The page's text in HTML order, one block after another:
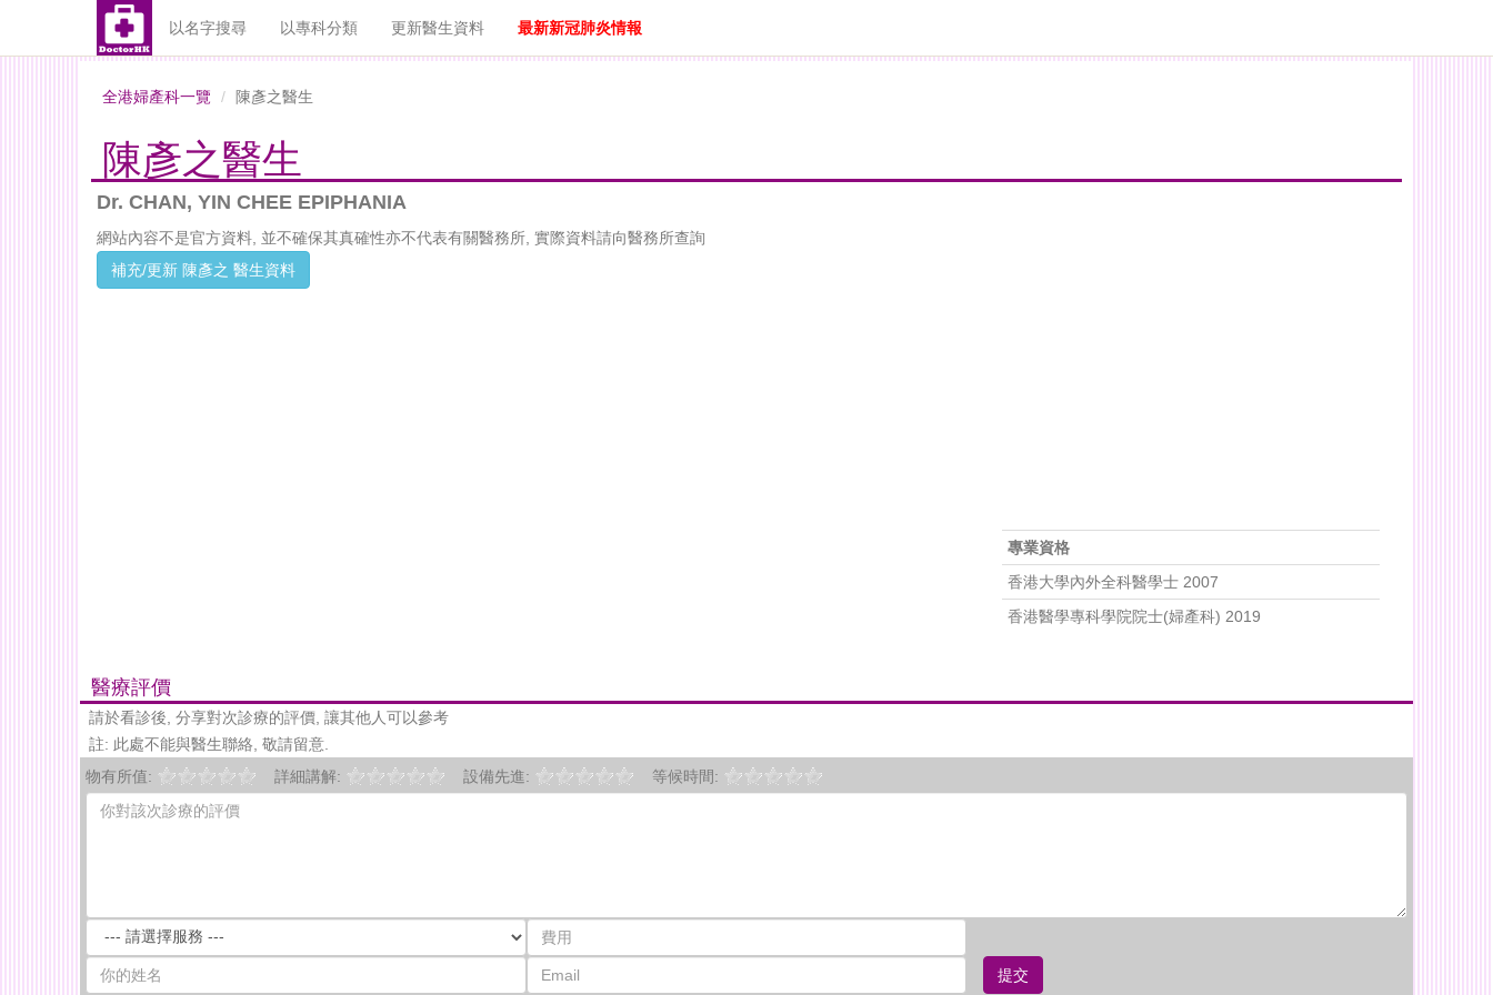
以名字搜尋 以專科分類 更新醫生資料 最新新冠肺炎情報
全港婦產科一覽 陳彥之醫生
陳彥之醫生
Dr. CHAN, YIN CHEE EPIPHANIA
網站內容不是官方資料, 並不確保其真確性亦不代表有關醫務所, 實際資料請向醫務所查詢
補充/更新 陳彥之 醫生資料
專業資格
香港大學內外全科醫學士 2007
香港醫學專科學院院士(婦產科) 2019
醫療評價
請於看診後, 分享對次診療的評價, 讓其他人可以參考
註: 此處不能與醫生聯絡, 敬請留意.
物有所值:
詳細講解: 設備先進: 等候時間:
提交